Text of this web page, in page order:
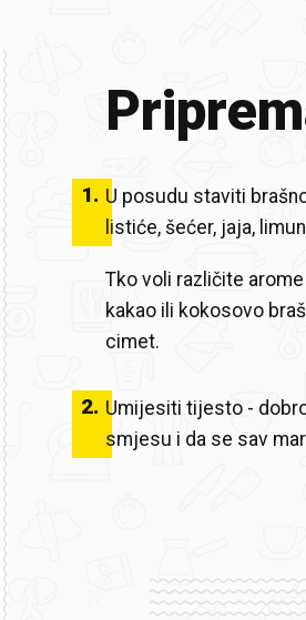
1. U posudu staviti
listiće, šećer, jaja,
Tko voli različite
kakao ili kokosovo
cimet.
2. Umijesiti tijesto -
smjesu i da se sav